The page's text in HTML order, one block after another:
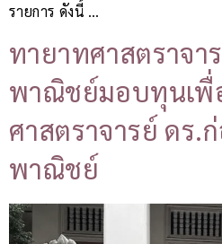
รายการ ดังนี้ …
ทายาทศาสตราจา
พาณิชย์มอบทุนเพื่
ศาสตราจารย์ ดร.
พาณิชย์